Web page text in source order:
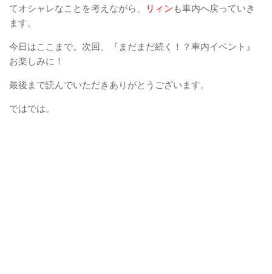
てオシャレなことを考えながら、
リィン も車内へ戻っていき
ます。
今日はここまで。次回、『まだまだ続く！？車内イベント』
お楽しみに！
最後まで読んでいただきありがとうございます。
ではでは。